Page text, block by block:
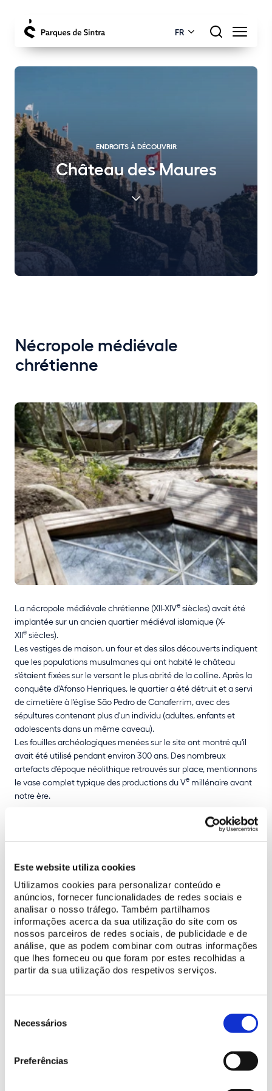
Este website utiliza cookies
Utilizamos cookies para personalizar conteúdo e
anúncios, fornecer funcionalidades de redes sociais e
analisar o nosso tráfego. Também partilhamos
informações acerca da sua utilização do site com os
nossos parceiros de redes sociais, de publicidade e de
análise, que as podem combinar com outras informações
que lhes forneceu ou que foram por estes recolhidas a
partir da sua utilização dos respetivos serviços.
Necessários
Preferências
FR
ENDROITS À DÉCOUVRIR
Château des Maures
Nécropole médiévale
chrétienne
La nécropole médiévale chrétienne (XII-XIVe siècles) avait été
implantée sur un ancien quartier médiéval islamique (X-
XIIe siècles).
Les vestiges de maison, un four et des silos découverts indiquent
que les populations musulmanes qui ont habité le château
s'étaient fixées sur le versant le plus abrité de la colline. Après la
conquête d'Afonso Henriques, le quartier a été détruit et a servi
de cimetière à l'église São Pedro de Canaferrim, avec des
sépultures contenant plus d'un individu (adultes, enfants et
adolescents dans un même caveau).
Les fouilles archéologiques menées sur le site ont montré qu'il
avait été utilisé pendant environ 300 ans. Des nombreux
artefacts d'époque néolithique retrouvés sur place, mentionnons
le vase complet typique des productions du Ve millénaire avant
notre ère.
ACHETER BILLET
Profitez au maximum de votre visite
Planifiez votre visite
Spécialement pour vous
Plus d'information
Découvrez les ressources numériques disponibles